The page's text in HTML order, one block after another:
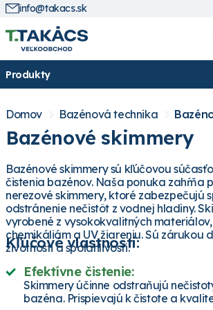
info@takacs.sk
Produkty
Domov Bazénová technika
Bazénové skimmery
Bazénové skimmery sú kľúčovou
čistenia bazénov. Naša ponuka zahŕňa
nerezové skimmery, ktoré zabezpečujú
odstránenie nečistôt z vodnej hladiny.
vyrobené z vysokokvalitných
chemikáliám a UV žiareniu. Sú zárukou
životnosti a spoľahlivosti.
Kľúčové vlastnosti:
Efektívne čistenie:
Skimmery účinne odstraňujú
bazéna. Prispievajú k čistote a